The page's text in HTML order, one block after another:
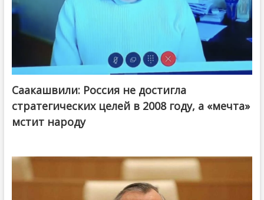
Саакашвили: Россия не достигла
стратегических целей в 2008 году, а «мечта»
мстит народу